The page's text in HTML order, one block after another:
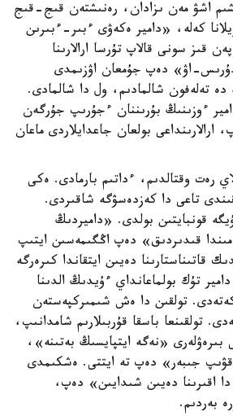
اشۋ مەن ىزادان، رەنىشتەن قىج-قىج
كەلە، «دامير ەكەۋى ءبىر-ءبىرىن
قىز سونى قالاپ تۇرسا ارالارىنا
اۋ» دەپ جۇمعان اۋزىمدى
دە تەلەفون شالمادىم، ول دا شالمادى.
ءوزىنىڭ بۇرىننان ءجۇرىپ جۇرگەن
ارالارىنداعى بولعان جاعدايلاردى ماعان
رەت وقتالدىم، ءداتىم بارمادى. ەكى
تاعى دا كەزدەسۋگە شاقىردى.
قونبايتىن بولدى. «داميردىڭ
مىندا قىدىردىق» دەپ اڭگىمەسىن ايتىپ
قاتىناستارىنا دەيىن ايتقاندا كىرەرگە
تۇك بولماعانداي ءۇيدىڭ الدىنا
تولقىن دا ەش شىمىركپەستەن
تولقىنعا باسقا قۇربىلارىم شامدانىپ،
«نەگە ايتپايسىڭ بەتىنە»،
قۋىپ جىبەر» دەپ تە ايتتى. ەشكىمدى
اقىرىنا دەيىن شىدايىن» دەپ،
بەردىم.